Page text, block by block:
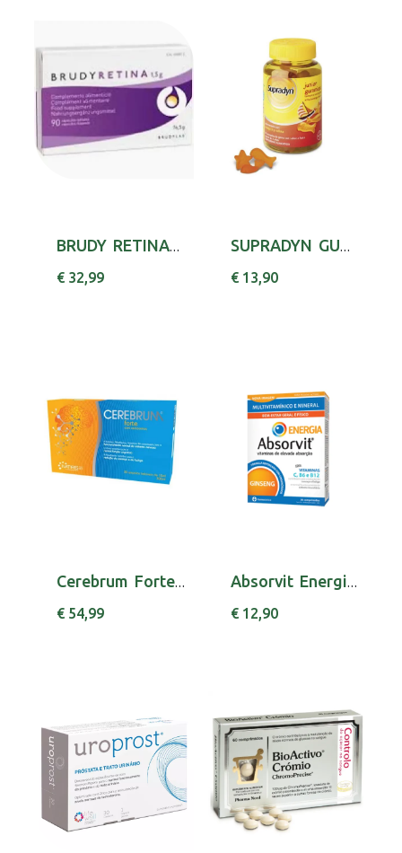
BRUDY RETINA CAPS X30 PIRIDOXINA (VITAMINA B6...
€ 32,99
SUPRADYN GUMMIES GOMAS X30 ASCORBICO (ACIDO) ...
€ 13,90
Cerebrum Forte Amp Beb X 30 x 30 amp beb
€ 54,99
Absorvit Energia Comp X 30 x 30 comps
€ 12,90